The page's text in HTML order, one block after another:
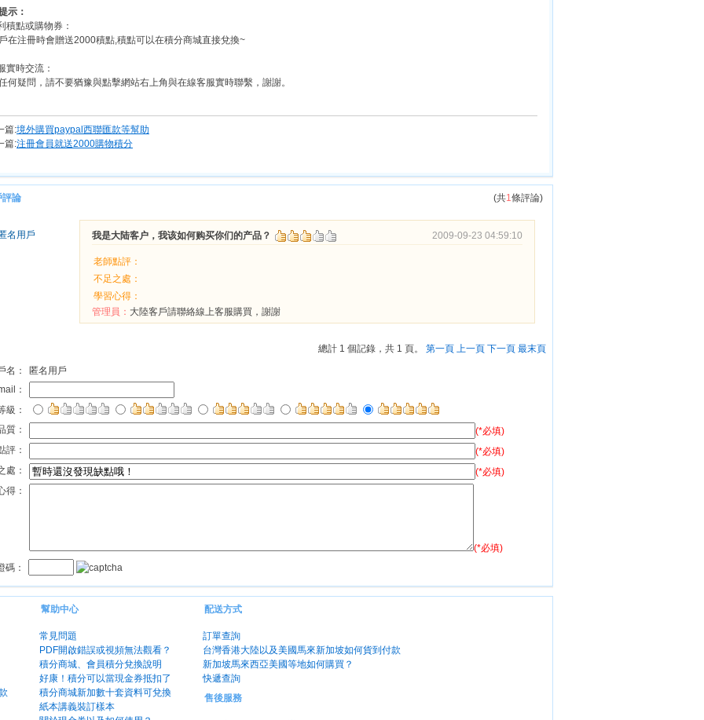
示：
積點或購物券：
在注冊時會贈送2000積點,積點可以在積分商城直接兌換~
實時交流：
何疑問，請不要猶豫與點擊網站右上角與在線客服實時聯繫，謝謝。
篇:境外購買paypal西聯匯款等幫助
篇:注冊會員就送2000購物積分
評論 (共1條評論)
名用戶 我是大陆客户，我该如何购买你们的产品？ 2009-09-23 04:59:10
老師點評：
不足之處：
學習心得：
管理員： 大陸客戶請聯絡線上客服購買，謝謝
總計 1 個記錄，共 1 頁。 第一頁 上一頁 下一頁 最末頁
名：
匿名用戶
：
級：
質：
(*必填)
評：
(*必填)
處：
(*必填)
得：
(*必填)
碼：
幫助中心
常見問題
PDF開啟錯誤或視頻無法觀看？
積分商城、會員積分兌換說明
好康！積分可以當現金券抵扣了
積分商城新加數十套資料可兌換
紙本講義裝訂樣本
配送方式
訂單查詢
台灣香港大陸以及美國馬來新加坡如何貨到付款
新加坡馬來西亞美國等地如何購買？
快遞查詢
售後服務